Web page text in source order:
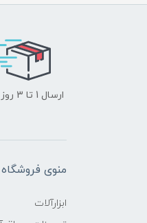
ارسال 1 تا 3 روز کاری
منوی فروشگاه
ابزارآلات